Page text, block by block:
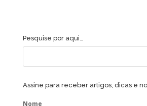
Pesquise por aqui…
Assine para receber artigos, dicas e
Nome